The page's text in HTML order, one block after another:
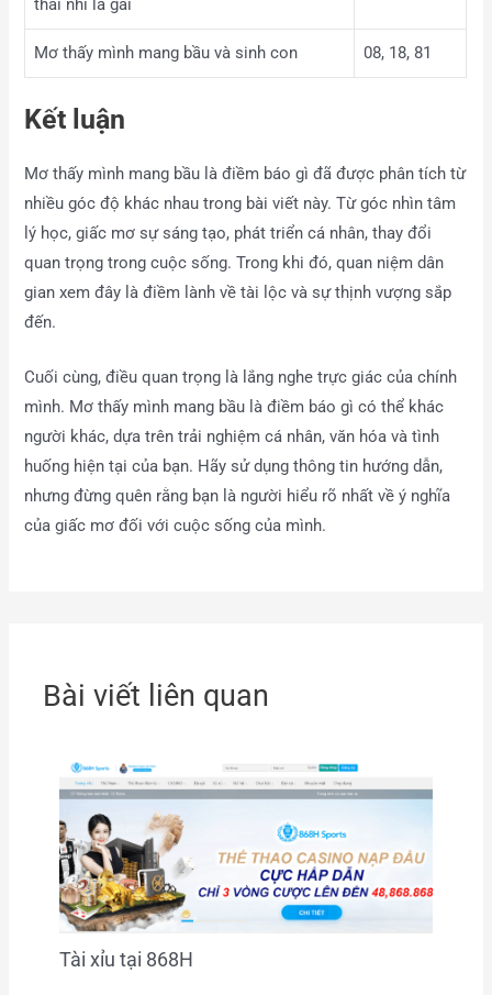
thai nhi là gái
Mơ thấy mình mang bầu và sinh con 08, 18, 81
Kết luận
Mơ thấy mình mang bầu là điềm báo gì đã được phân tích từ
nhiều góc độ khác nhau trong bài viết này. Từ góc nhìn tâm
lý học, giấc mơ sự sáng tạo, phát triển cá nhân, thay đổi
quan trọng trong cuộc sống. Trong khi đó, quan niệm dân
gian xem đây là điềm lành về tài lộc và sự thịnh vượng sắp
đến.
Cuối cùng, điều quan trọng là lắng nghe trực giác của chính
mình. Mơ thấy mình mang bầu là điềm báo gì có thể khác
người khác, dựa trên trải nghiệm cá nhân, văn hóa và tình
huống hiện tại của bạn. Hãy sử dụng thông tin hướng dẫn,
nhưng đừng quên rằng bạn là người hiểu rõ nhất về ý nghĩa
của giấc mơ đối với cuộc sống của mình.
Bài viết liên quan
Tài xỉu tại 868H